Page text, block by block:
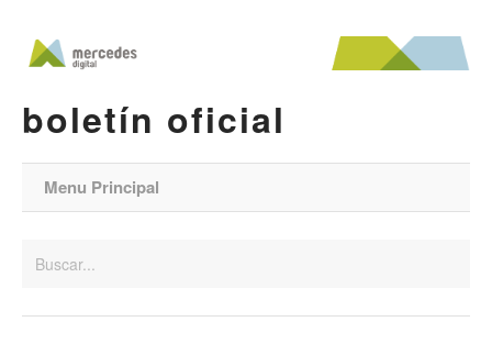
boletín oficial
Menu Principal